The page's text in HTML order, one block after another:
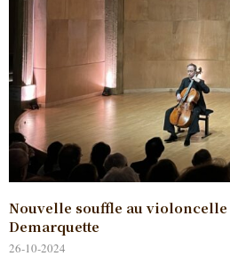
Nouvelle souffle au
Demarquette
26-10-2024